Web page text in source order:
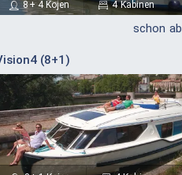
8+ 4 Kojen 4 Kabinen
schon ab
(8+1)